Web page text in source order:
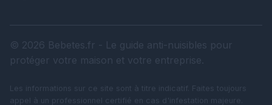
© 2026 Bebetes.fr - Le guide anti-nuisibles pour
protéger votre maison et votre entreprise.
Les informations sur ce site sont à titre indicatif. Faites toujours
appel à un professionnel certifié en cas d'infestation majeure.